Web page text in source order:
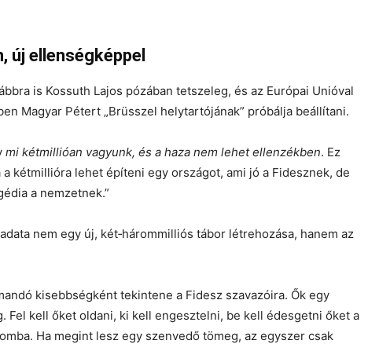
új ellenségképpel
is Kossuth Lajos pózában tetszeleg, és az Európai Unióval
Magyar Pétert „Brüsszel helytartójának” próbálja beállítani.
mi kétmillióan vagyunk, és a haza nem lehet ellenzékben. Ez
kétmillióra lehet építeni egy országot, ami jó a Fidesznek, de
a nemzetnek.”
nem egy új, két‑hárommilliós tábor létrehozása, hanem az
kisebbségként tekintene a Fidesz szavazóira. Ők egy
Fel kell őket oldani, ki kell engesztelni, be kell édesgetni őket a
Ha megint lesz egy szenvedő tömeg, az egyszer csak